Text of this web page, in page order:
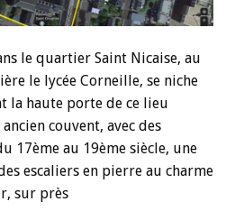
le quartier Saint Nicaise, au
le lycée Corneille, se niche
la haute porte de ce lieu
couvent, avec des
17ème au 19ème siècle, une
escaliers en pierre au charme
sur près